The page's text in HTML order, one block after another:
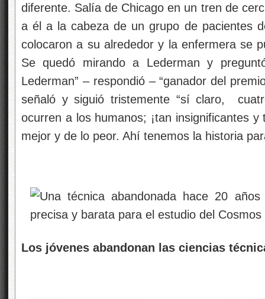
diferente. Salía de Chicago en un tren de
a él a la cabeza de un grupo de pacientes
colocaron a su alrededor y la enfermera se
Se quedó mirando a Lederman y
Lederman” – respondió – “ganador del
señaló y siguió tristemente “sí claro,
ocurren a los humanos; ¡tan insignificantes
mejor y de lo peor. Ahí tenemos la historia
Los jóvenes abandonan las ciencias